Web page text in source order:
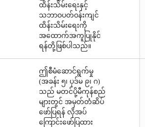
ထိန်းသိမ်းရေးနှင့်
သဘာဝပတ်ဝန်းကျင်
ထိန်းသိမ်းရေးကို
အထောက်အကူပြုနိုင်
ရန်တို့ဖြစ်ပါသည်။
ဤစီမံဆောင်ရွက်မှု
(အခန်း ၅၊ ပုဒ်မ ၉၊ ဂ)
သည် မတင်ပို့မီကုန်စည်
များတွင် အမှတ်တံဆိပ်
ဖော်ပြရန် လိုအပ်
ကြောင်းဖော်ပြထား